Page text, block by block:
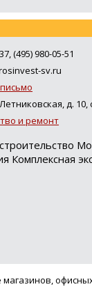
(495) 980-05-51
sv.ru
д. 10,
и ремонт
Комплексная